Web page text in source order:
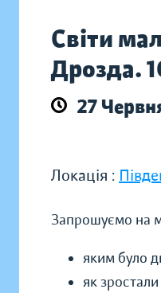
Світи
Дрозда.
27
Локація :
Запрошуємо на
яким було
як зростали